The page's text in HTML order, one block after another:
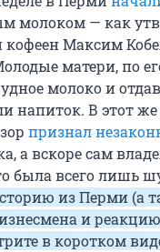
молоком — как
кофеен Максим
матери, по
молоко и
напиток. В этот же
признал
а вскоре сам
была всего лишь
из Перми (а
и
в коротком